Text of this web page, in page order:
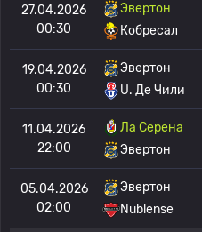
27.04.2026
00:30
Эвертон
Кобресал
19.04.2026
00:30
Эвертон
U. Де Чили
11.04.2026
22:00
Ла Серена
Эвертон
05.04.2026
02:00
Эвертон
Nublense